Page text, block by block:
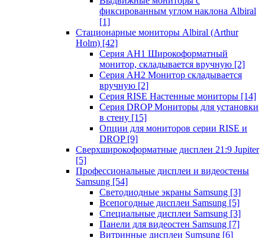
фиксированным углом наклона Albiral
[1]
Стационарные мониторы Albiral (Arthur
Holm) [42]
Серия AH1 Широкоформатный
монитор, складывается вручную [2]
Серия AH2 Монитор складывается
вручную [2]
Серия RISE Настенные мониторы [14]
Серия DROP Мониторы для установки
в стену [15]
Опции для мониторов серии RISE и
DROP [9]
Сверхширокоформатные дисплеи 21:9 Jupiter
[5]
Профессиональные дисплеи и видеостены
Samsung [54]
Светодиодные экраны Samsung [3]
Всепогодные дисплеи Samsung [5]
Специальные дисплеи Samsung [3]
Панели для видеостен Samsung [7]
Витринные дисплеи Sumsung [6]